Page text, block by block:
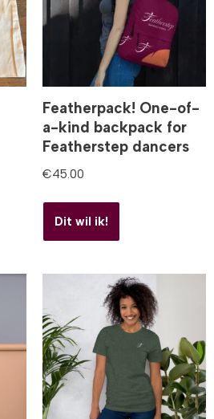
Featherpack! One-of-
a-kind backpack for
Featherstep dancers
€45.00
Dit wil ik!